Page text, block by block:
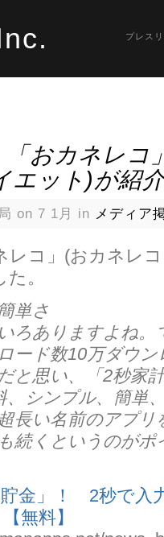
プレス
「おカネレコ
エット)が紹
on 7 1月 in メディア
レコ」(おカネレ
。
単さ
ろありますよね。
ード数10万ダウン
と思い、「2秒家
、シンプル、簡単
長い名前のアプリ
続くというのが
金」！ 2秒で入
無料】